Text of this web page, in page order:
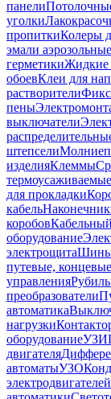
панели
уголки
пропиткиКолеры
эмали аэрозольные
герметикиЖидкие
обоевКлеи для
растворители
пены
выключатели
штепсели
изделияКлеммы
термоусаживаемые
для прокладки
кабель
коробов
оборудование
электрощитаШины
путевые, концевые
управления
преобразователи
автоматика
нагрузки
оборудование
двигателя
автоматыУЗО
электродвигателей